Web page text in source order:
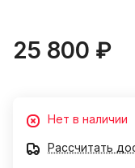
25 800 ₽
Нет в наличии
Рассчитать